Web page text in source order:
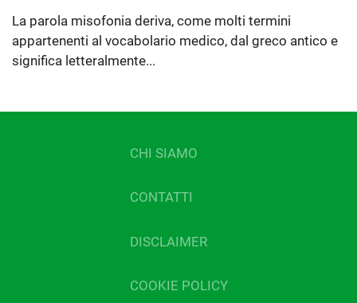
La parola misofonia deriva, come molti termini
appartenenti al vocabolario medico, dal greco antico e
significa letteralmente...
CHI SIAMO
CONTATTI
DISCLAIMER
COOKIE POLICY